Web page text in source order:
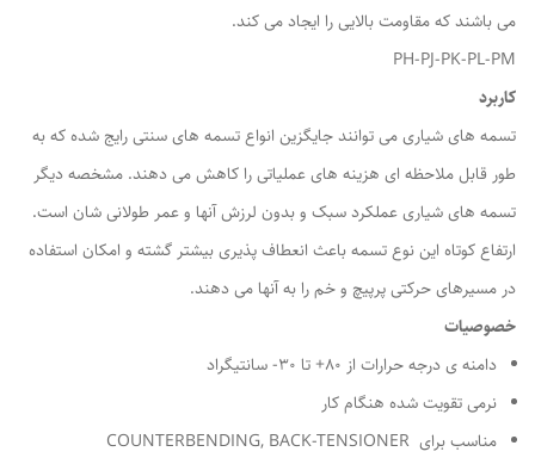
می باشند که مقاومت بالایی را ایجاد می کند.
PH-PJ-PK-PL-PM
کاربرد
تسمه های شیاری می توانند جایگزین انواع تسمه های سنتی رایج شده که به
طور قابل ملاحظه ای هزینه های عملیاتی را کاهش می دهند. مشخصه دیگر
تسمه های شیاری عملکرد سبک و بدون لرزش آنها و عمر طولانی شان است.
ارتفاع کوتاه این نوع تسمه باعث انعطاف پذیری بیشتر گشته و امکان استفاده
در مسیرهای حرکتی پرپیچ و خم را به آنها می دهند.
خصوصیات
دامنه ی درجه حرارات از ۸۰+ تا ۳۰- سانتیگراد
نرمی تقویت شده هنگام کار
مناسب برای COUNTERBENDING, BACK-TENSIONER